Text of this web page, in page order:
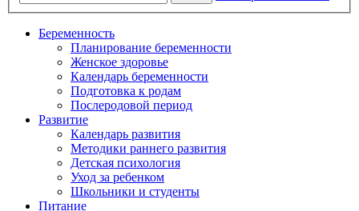
Беременность
Планирование беременности
Женское здоровье
Календарь беременности
Подготовка к родам
Послеродовой период
Развитие
Календарь развития
Методики раннего развития
Детская психология
Уход за ребенком
Школьники и студенты
Питание